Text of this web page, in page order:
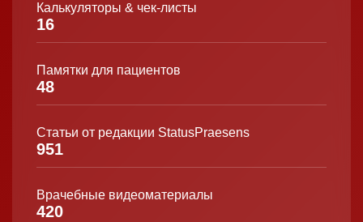
Калькуляторы & чек-листы
16
Памятки для пациентов
48
Статьи от редакции StatusPraesens
951
Врачебные видеоматериалы
420